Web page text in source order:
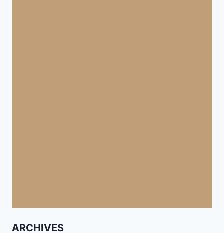
ARCHIVES